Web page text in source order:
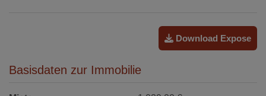
Download Expose
Basisdaten zur Immobilie